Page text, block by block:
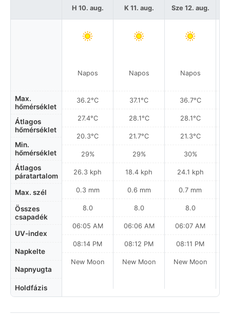
Max.
hőmérséklet
Átlagos
hőmérséklet
Min.
hőmérséklet
Átlagos
páratartalom
Max. szél
Összes
csapadék
UV-index
Napkelte
Napnyugta
Holdfázis
H 10. aug.
Napos
36.2°C
27.4°C
20.3°C
29%
26.3 kph
0.3 mm
8.0
06:05 AM
08:14 PM
New Moon
K 11. aug.
Napos
37.1°C
28.1°C
21.7°C
29%
18.4 kph
0.6 mm
8.0
06:06 AM
08:12 PM
New Moon
Sze 12. aug.
Napos
36.7°C
28.1°C
21.3°C
30%
24.1 kph
0.7 mm
8.0
06:07 AM
08:11 PM
New Moon